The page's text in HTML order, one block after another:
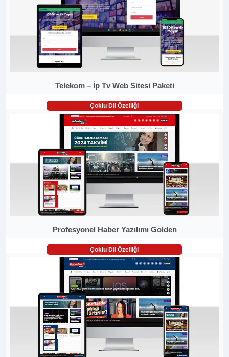
Telekom – İp Tv Web Sitesi Paketi
Çoklu Dil Özelliği
Profesyonel Haber Yazılımı Golden
Çoklu Dil Özelliği